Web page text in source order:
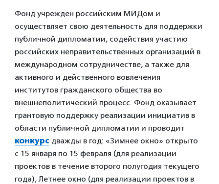
Фонд учрежден российским МИДом и
осуществляет свою деятельность для поддержки
публичной дипломатии, содействия участию
российских неправительственных организаций в
международном сотрудничестве, а также для
активного и действенного вовлечения
институтов гражданского общества во
внешнеполитический процесс. Фонд оказывает
грантовую поддержку реализации инициатив в
области публичной дипломатии и проводит
конкурс дважды в год: «Зимнее окно» открыто
с 15 января по 15 февраля (для реализации
проектов в течение второго полугодия текущего
года), Летнее окно (для реализации проектов в